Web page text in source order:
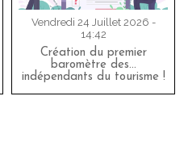
Vendredi 24 Juillet 2026 -
14:42
Création du premier
baromètre des…
indépendants du tourisme !